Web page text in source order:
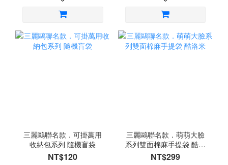
三麗鷗聯名款．可掛萬用
收納包系列 隨機盲袋
NT$120
三麗鷗聯名款．萌萌大臉
系列雙面棉麻手提袋 酷洛
米
NT$299